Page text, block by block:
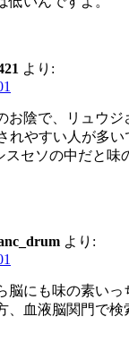
より:
お陰で、リュウ
れやすい人が多
スセソの中だと味
より:
脳にも味の素い
、血液脳関門で検